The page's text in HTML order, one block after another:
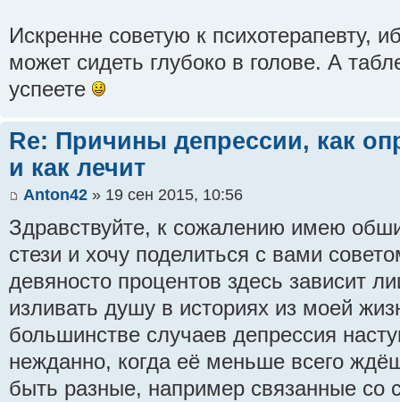
Искренне советую к психотерапевту,
может сидеть глубоко в голове. А
успеете
Re: Причины депрессии, как
и как лечит
Anton42 » 19 сен 2015, 10:56
Здравствуйте, к сожалению имею
стези и хочу поделиться с вами
девяносто процентов здесь зависит
изливать душу в историях из моей
большинстве случаев депрессия
нежданно, когда её меньше всего
быть разные, например связанные со